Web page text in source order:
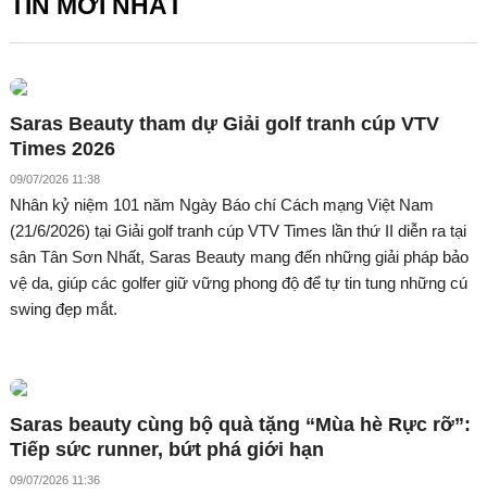
TIN MỚI NHẤT
Saras Beauty tham dự Giải golf tranh cúp VTV
Times 2026
09/07/2026 11:38
Nhân kỷ niệm 101 năm Ngày Báo chí Cách mạng Việt Nam
(21/6/2026) tại Giải golf tranh cúp VTV Times lần thứ II diễn ra tại
sân Tân Sơn Nhất, Saras Beauty mang đến những giải pháp bảo
vệ da, giúp các golfer giữ vững phong độ để tự tin tung những cú
swing đẹp mắt.
Saras beauty cùng bộ quà tặng “Mùa hè Rực rỡ”:
Tiếp sức runner, bứt phá giới hạn
09/07/2026 11:36